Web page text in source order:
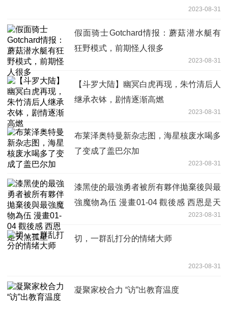
2023-08-31
假面骑士Gotchard情报：蘑菇潜水艇有
狂野模式，前期怪人很多
2023-08-31
【斗罗大陆】幽冥白虎再现，朱竹清后人
继承衣钵，剧情逐渐高燃
2023-08-31
布莱泽奥特曼新杂志图，海星核废水喝多
了变成了盖巴尔加
2023-08-31
漆黑使的最強勇者被所有夥伴拋棄後與最
強魔物為伍 漫畫01-04 觀後感 西恩是天
2023-08-31
切，一群乱打分的情绪大师
2023-08-31
凝聚家校合力 “访”出教育温度